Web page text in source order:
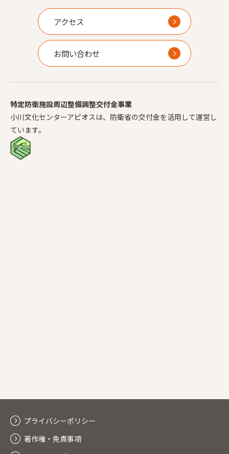
アクセス
お問い合わせ
特定防衛施設周辺整備調整交付金事業
小川文化センターアピオスは、防衛省の交付金を活用して運営し
ています。
プライバシーポリシー
著作権・免責事項